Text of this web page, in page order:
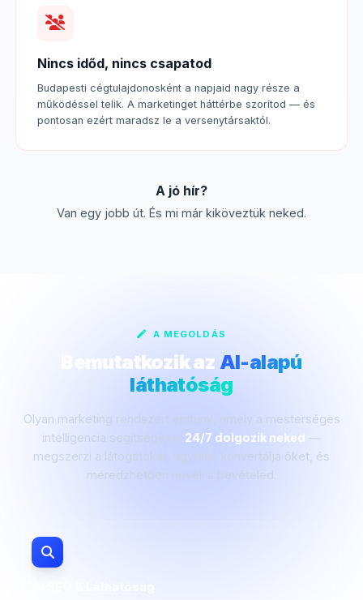
Nincs időd, nincs csapatod
Budapesti cégtulajdonosként a napjaid nagy része a
működéssel telik. A marketinget háttérbe szorítod — és
pontosan ezért maradsz le a versenytársaktól.
A jó hír?
Van egy jobb út. És mi már kiköveztük neked.
A MEGOLDÁS
Bemutatkozik az AI-alapú
láthatóság
Olyan marketing rendszert építünk, amely a mesterséges
intelligencia segítségével 24/7 dolgozik neked —
megszerzi a látogatókat, ügyféllé konvertálja őket, és
méredzhetően növeli a bevételed.